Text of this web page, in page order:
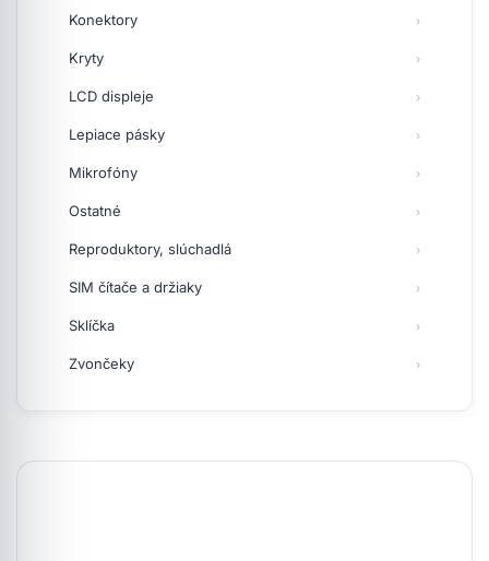
Konektory
Kryty
LCD displeje
Lepiace pásky
Mikrofóny
Ostatné
Reproduktory, slúchadlá
SIM čítače a držiaky
Sklíčka
Zvončeky